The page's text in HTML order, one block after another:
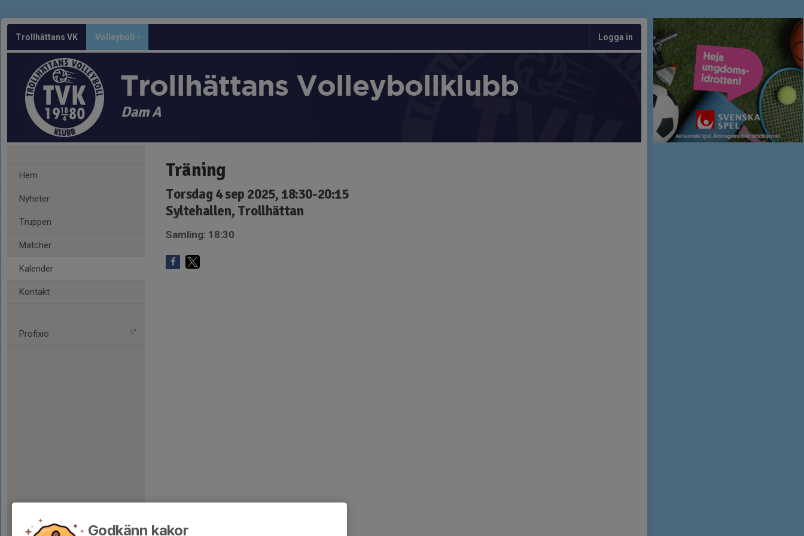
Trollhättans VK Volleyboll Logga in
Trollhättans Volleybollklubb
Dam A
Hem
Nyheter
Truppen
Matcher
Kalender
Kontakt
Profixio
Träning
Torsdag 4 sep 2025, 18:30-20:15
Syltehallen, Trollhättan
Samling: 18:30
Godkänn kakor